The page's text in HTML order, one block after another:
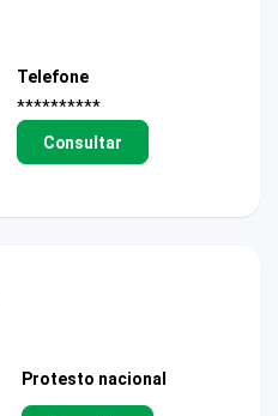
Telefone
**********
Consultar
Protesto nacional